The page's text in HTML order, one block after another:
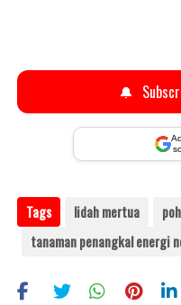
🔔
Tags lidah mertua
tanaman penangkal energi